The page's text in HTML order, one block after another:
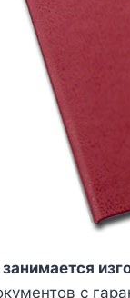
занимается
с